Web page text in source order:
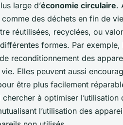
large d’économie circulaire.
des déchets en fin de
réutilisées, recyclées, ou
formes. Par
reconditionnement des
Elles peuvent aussi
être plus facilement
chercher à optimiser
l’utilisation des